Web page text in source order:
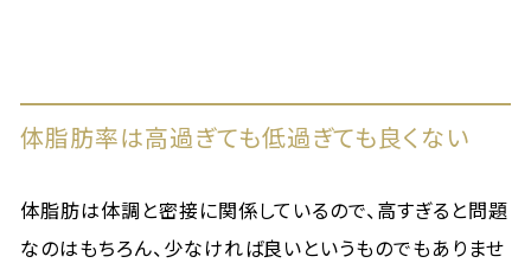
体脂肪率は高過ぎても低過ぎても良くない
体脂肪は体調と密接に関係しているので、高すぎると問題
なのはもちろん、少なければ良いというものでもありませ